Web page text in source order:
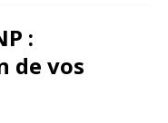
:
de vos